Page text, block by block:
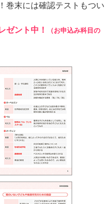
巻末には確認テストもつい
ゼント中！
（お申込み科目の